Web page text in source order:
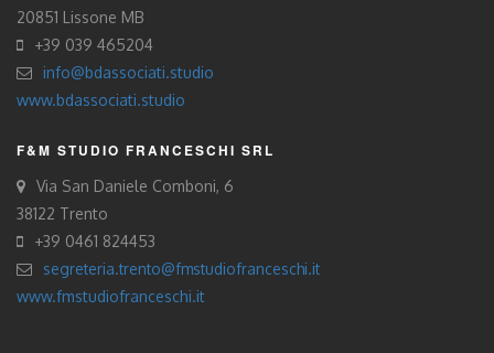
20851 Lissone MB
+39 039 465204
info@bdassociati.studio
www.bdassociati.studio
F&M STUDIO FRANCESCHI SRL
Via San Daniele Comboni, 6
38122 Trento
+39 0461 824453
segreteria.trento@fmstudiofranceschi.it
www.fmstudiofranceschi.it